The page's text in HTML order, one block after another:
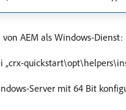
AEM als Windows-Dienst:
„crx-
Server mit 64 Bit